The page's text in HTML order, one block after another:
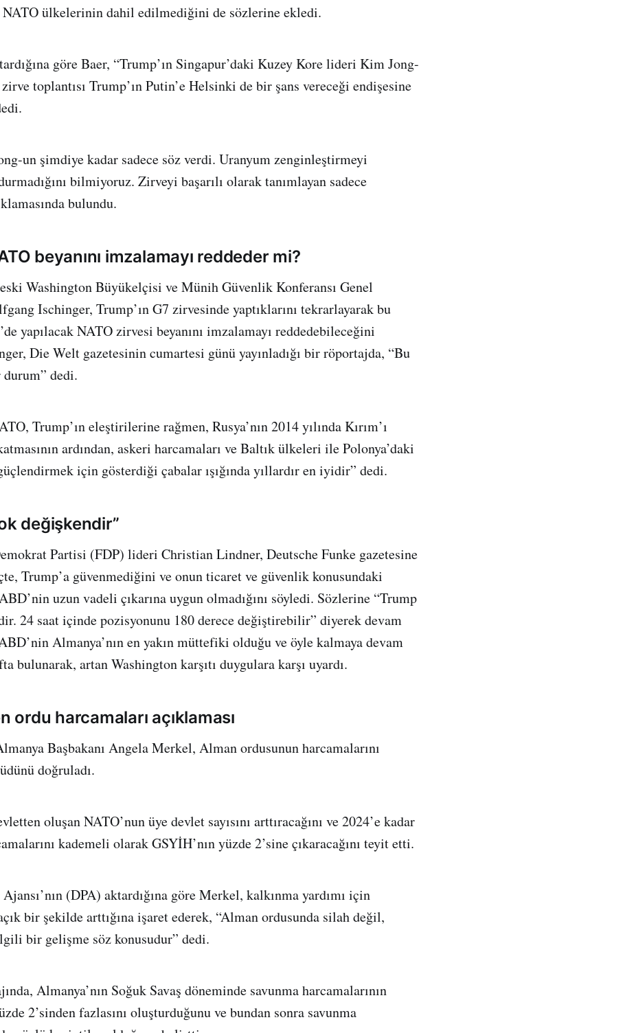
NATO ülkelerinin dahil edilmediğini de sözlerine ekledi.
göre Baer, “Trump’ın Singapur’daki Kuzey Kore lideri Kim Jong-
toplantısı Trump’ın Putin’e Helsinki de bir şans vereceği endişesine
un şimdiye kadar sadece söz verdi. Uranyum zenginleştirmeyi
bilmiyoruz. Zirveyi başarılı olarak tanımlayan sadece
bulundu.
beyanını imzalamayı reddeder mi?
Washington Büyükelçisi ve Münih Güvenlik Konferansı Genel
Ischinger, Trump’ın G7 zirvesinde yaptıklarını tekrarlayarak bu
yapılacak NATO zirvesi beyanını imzalamayı reddedebileceğini
Die Welt gazetesinin cumartesi günü yayınladığı bir röportajda, “Bu
dedi.
Trump’ın eleştirilerine rağmen, Rusya’nın 2014 yılında Kırım’ı
ardından, askeri harcamaları ve Baltık ülkeleri ile Polonya’daki
için gösterdiği çabalar ışığında yıllardır en iyidir” dedi.
değişkendir”
Partisi (FDP) lideri Christian Lindner, Deutsche Funke gazetesine
Trump’a güvenmediğini ve onun ticaret ve güvenlik konusundaki
uzun vadeli çıkarına uygun olmadığını söyledi. Sözlerine “Trump
24 saat içinde pozisyonunu 180 derece değiştirebilir” diyerek devam
Almanya’nın en yakın müttefiki olduğu ve öyle kalmaya devam
bulunarak, artan Washington karşıtı duygulara karşı uyardı.
ordu harcamaları açıklaması
Başbakanı Angela Merkel, Alman ordusunun harcamalarını
doğruladı.
oluşan NATO’nun üye devlet sayısını arttıracağını ve 2024’e kadar
kademeli olarak GSYİH’nın yüzde 2’sine çıkaracağını teyit etti.
(DPA) aktardığına göre Merkel, kalkınma yardımı için
bir şekilde arttığına işaret ederek, “Alman ordusunda silah değil,
bir gelişme söz konusudur” dedi.
Almanya’nın Soğuk Savaş döneminde savunma harcamalarının
2’sinden fazlasını oluşturduğunu ve bundan sonra savunma